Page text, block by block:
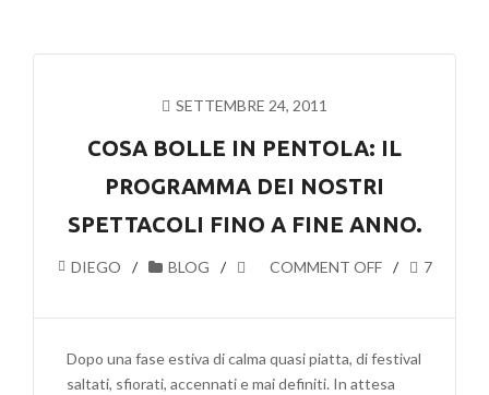
SETTEMBRE 24, 2011
COSA BOLLE IN PENTOLA: IL
PROGRAMMA DEI NOSTRI
SPETTACOLI FINO A FINE ANNO.
DIEGO BLOG COMMENT OFF 7
Dopo una fase estiva di calma quasi piatta, di festival
saltati, sfiorati, accennati e mai definiti. In attesa